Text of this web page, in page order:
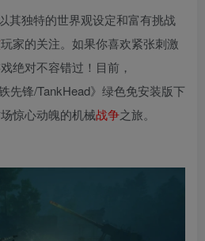
其独特的世界观设定和富有挑战
玩家的关注。如果你喜欢紧张刺激
绝对不容错过！目前，
先锋/TankHead》绿色免安装版下
惊心动魄的机械战争之旅。